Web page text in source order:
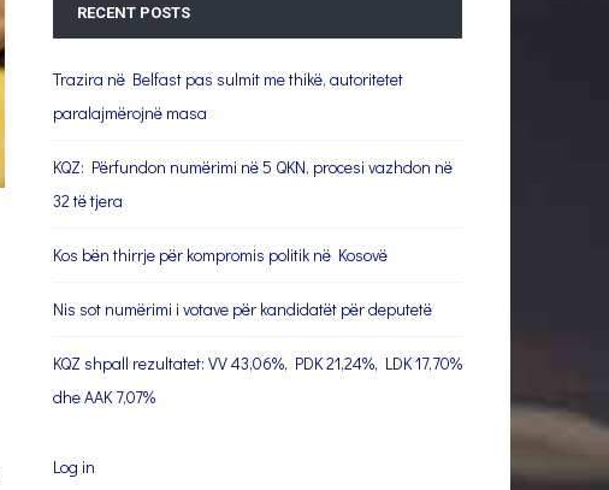
RECENT POSTS
Trazira në Belfast pas sulmit me thikë, autoritetet
paralajmërojnë masa
KQZ: Përfundon numërimi në 5 QKN, procesi vazhdon në
32 të tjera
Kos bën thirrje për kompromis politik në Kosovë
Nis sot numërimi i votave për kandidatët për deputetë
KQZ shpall rezultatet: VV 43,06%, PDK 21,24%, LDK 17,70%
dhe AAK 7,07%
Log in